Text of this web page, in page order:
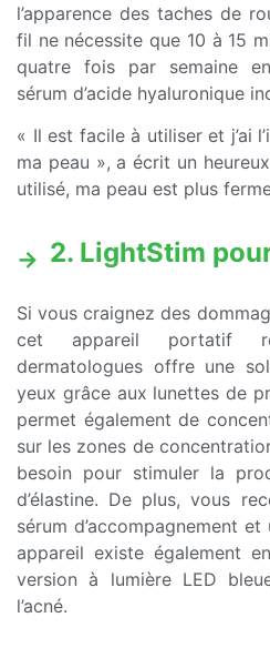
l’apparence des taches de
fil ne nécessite que 10 à 15
quatre fois par semaine
sérum d’acide hyaluronique
« Il est facile à utiliser et j’ai
ma peau », a écrit un
utilisé, ma peau est plus
2. LightStim
Si vous craignez des
cet appareil portatif
dermatologues offre une
yeux grâce aux lunettes de
permet également de
sur les zones de
besoin pour stimuler la
d’élastine. De plus, vous
sérum d’accompagnement
appareil existe également
version à lumière LED
l’acné.